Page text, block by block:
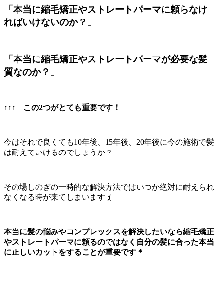
「本当に縮毛矯正やストレートパーマに頼らなけ
ればいけないのか？」
「本当に縮毛矯正やストレートパーマが必要な髪
質なのか？」
↑↑↑ この2つがとても重要です！
今はそれで良くても10年後、15年後、20年後に今の施術で髪
は耐えていけるのでしょうか？
その場しのぎの一時的な解決方法ではいつか絶対に耐えられ
なくなる時が来てしまいます ;(
本当に髪の悩みやコンプレックスを解決したいなら縮毛矯正
やストレートパーマに頼るのではなく自分の髪に合った本当
に正しいカットをすることが重要です＊